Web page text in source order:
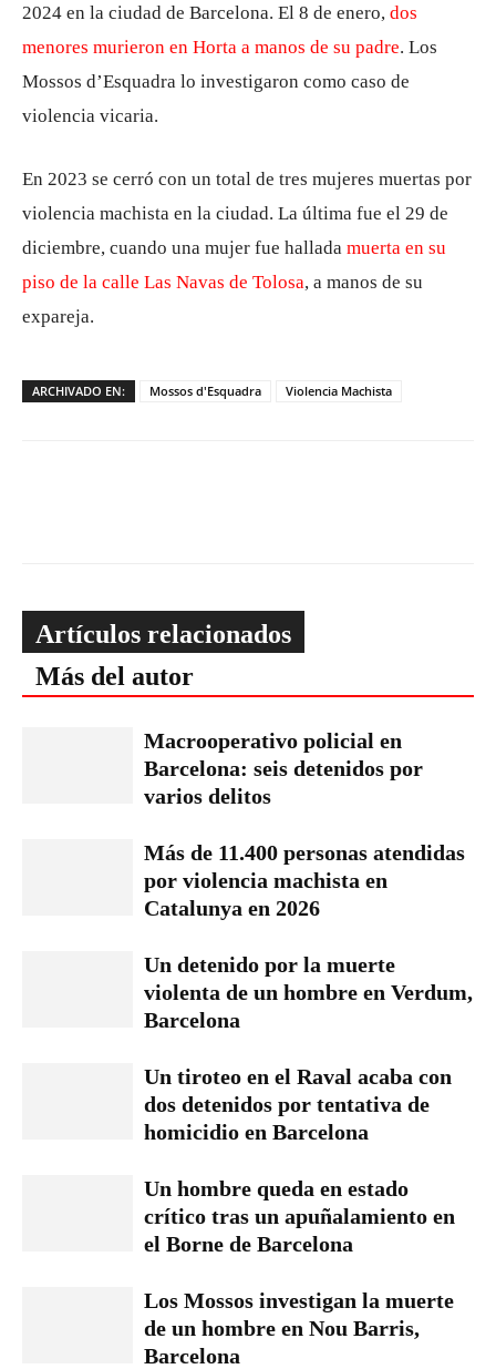
2024 en la ciudad de Barcelona. El 8 de enero, dos
menores murieron en Horta a manos de su padre. Los
Mossos d’Esquadra lo investigaron como caso de
violencia vicaria.
En 2023 se cerró con un total de tres mujeres muertas por
violencia machista en la ciudad. La última fue el 29 de
diciembre, cuando una mujer fue hallada muerta en su
piso de la calle Las Navas de Tolosa, a manos de su
expareja.
ARCHIVADO EN: Mossos d'Esquadra Violencia Machista
Artículos relacionados
Más del autor
Macrooperativo policial en
Barcelona: seis detenidos por
varios delitos
Más de 11.400 personas atendidas
por violencia machista en
Catalunya en 2026
Un detenido por la muerte
violenta de un hombre en Verdum,
Barcelona
Un tiroteo en el Raval acaba con
dos detenidos por tentativa de
homicidio en Barcelona
Un hombre queda en estado
crítico tras un apuñalamiento en
el Borne de Barcelona
Los Mossos investigan la muerte
de un hombre en Nou Barris,
Barcelona